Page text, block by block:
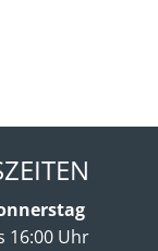
16:00 Uhr